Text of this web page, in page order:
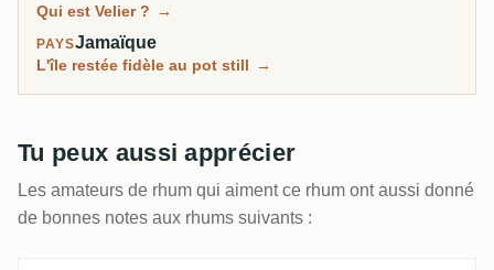
Qui est Velier ? →
PAYSJamaïque
L'île restée fidèle au pot still →
Tu peux aussi apprécier
Les amateurs de rhum qui aiment ce rhum ont aussi donné
de bonnes notes aux rhums suivants :